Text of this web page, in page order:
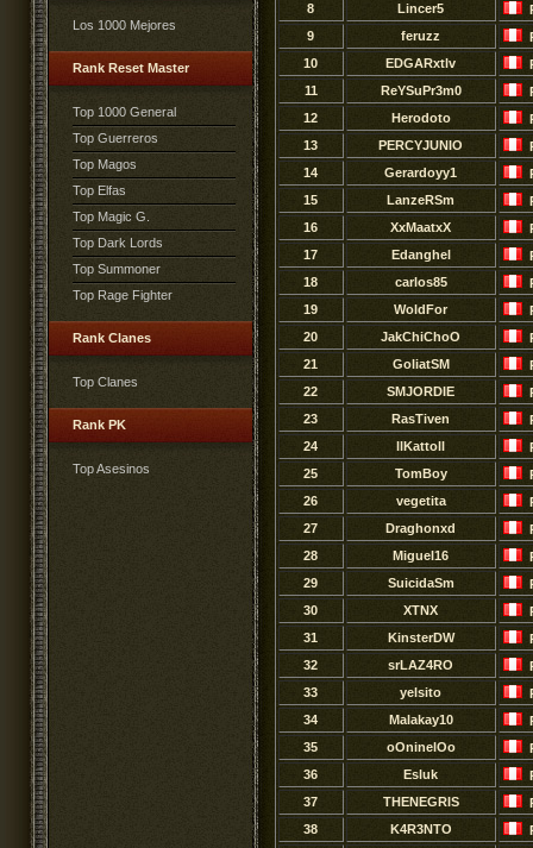
Los 1000 Mejores
Rank Reset Master
Top 1000 General
Top Guerreros
Top Magos
Top Elfas
Top Magic G.
Top Dark Lords
Top Summoner
Top Rage Fighter
Rank Clanes
Top Clanes
Rank PK
Top Asesinos
8
Lincer5
9
feruzz
10
EDGARxtlv
11
ReYSuPr3m0
12
Herodoto
13
PERCYJUNIO
14
Gerardoyy1
15
LanzeRSm
16
XxMaatxX
17
Edanghel
18
carlos85
19
WoldFor
20
JakChiChoO
21
GoliatSM
22
SMJORDIE
23
RasTiven
24
llKattoll
25
TomBoy
26
vegetita
27
Draghonxd
28
Miguel16
29
SuicidaSm
30
XTNX
31
KinsterDW
32
srLAZ4RO
33
yelsito
34
Malakay10
35
oOninelOo
36
Esluk
37
THENEGRIS
38
K4R3NTO